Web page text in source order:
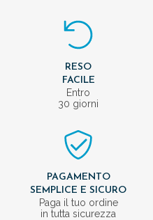
RESO
FACILE
Entro
30 giorni
PAGAMENTO
SEMPLICE E SICURO
Paga il tuo ordine
in tutta sicurezza